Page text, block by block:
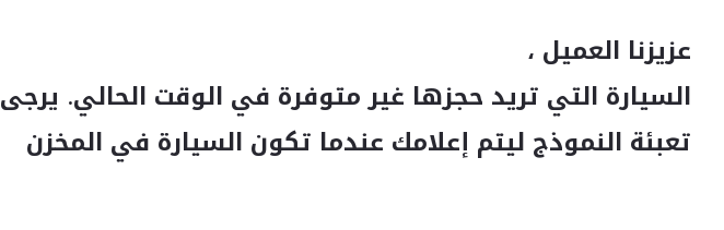
عزيزنا العميل ،
السيارة التي تريد حجزها غير متوفرة في الوقت الحالي. يرجى
تعبئة النموذج ليتم إعلامك عندما تكون السيارة في المخزن